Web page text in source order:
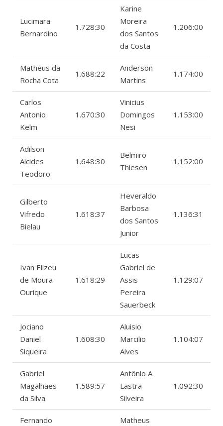
Lucimara
Bernardino
1.728:30
Karine
Moreira
dos Santos
da Costa
1.206:00
Matheus da
Rocha Cota
1.688:22
Anderson
Martins
1.174:00
Carlos
Antonio
Kelm
1.670:30
Vinicius
Domingos
Nesi
1.153:00
Adilson
Alcides
Teodoro
1.648:30
Belmiro
Thiesen
1.152:00
Gilberto
Vifredo
Bielau
1.618:37
Heveraldo
Barbosa
dos Santos
Junior
1.136:31
Ivan Elizeu
de Moura
Ourique
1.618:29
Lucas
Gabriel de
Assis
Pereira
Sauerbeck
1.129:07
Jociano
Daniel
Siqueira
1.608:30
Aluisio
Marcilio
Alves
1.104:07
Gabriel
Magalhaes
da Silva
1.589:57
Antônio A.
Lastra
Silveira
1.092:30
Fernando
Matheus